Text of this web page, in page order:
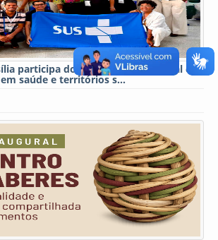
participa do XIV COPENE Nacional e
saúde e territórios s...